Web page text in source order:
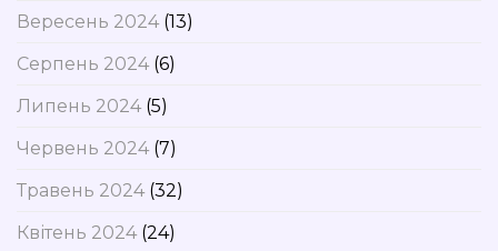
Вересень 2024(13)
Серпень 2024(6)
Липень 2024(5)
Червень 2024(7)
Травень 2024(32)
Квітень 2024(24)